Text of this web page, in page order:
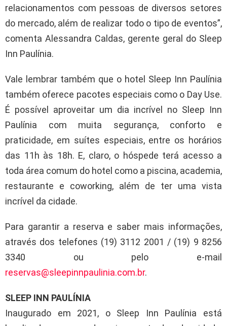
relacionamentos com pessoas de diversos setores
do mercado, além de realizar todo o tipo de eventos”,
comenta Alessandra Caldas, gerente geral do Sleep
Inn Paulínia.
Vale lembrar também que o hotel Sleep Inn Paulínia
também oferece pacotes especiais como o Day Use.
É possível aproveitar um dia incrível no Sleep Inn
Paulínia com muita segurança, conforto e
praticidade, em suítes especiais, entre os horários
das 11h às 18h. E, claro, o hóspede terá acesso a
toda área comum do hotel como a piscina, academia,
restaurante e coworking, além de ter uma vista
incrível da cidade.
Para garantir a reserva e saber mais informações,
através dos telefones (19) 3112 2001 / (19) 9 8256
3340 ou pelo e-mail
reservas@sleepinnpaulinia.com.br.
SLEEP INN PAULÍNIA
Inaugurado em 2021, o Sleep Inn Paulínia está